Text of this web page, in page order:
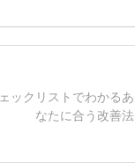
ックリストでわかるあ
なたに合う改善法